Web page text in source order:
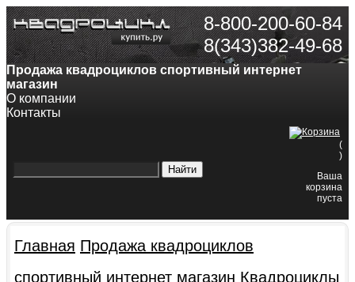
8-800-200-60-84
8(343)382-49-68
Продажа квадроциклов спортивный интернет
магазин
О компании
Контакты
(
)
Ваша
корзина
пуста
Главная Продажа квадроциклов
спортивный интернет магазин Квадроциклы